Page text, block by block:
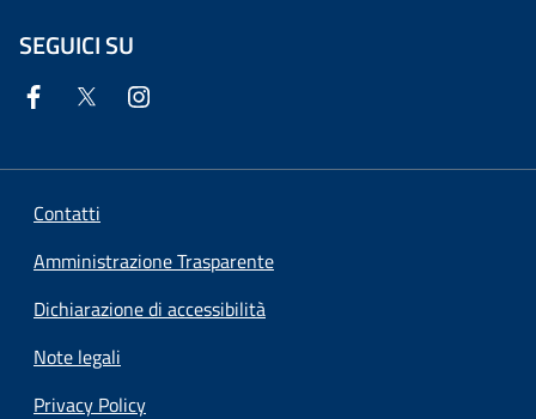
SEGUICI SU
Contatti
Amministrazione Trasparente
Dichiarazione di accessibilità
Note legali
Privacy Policy